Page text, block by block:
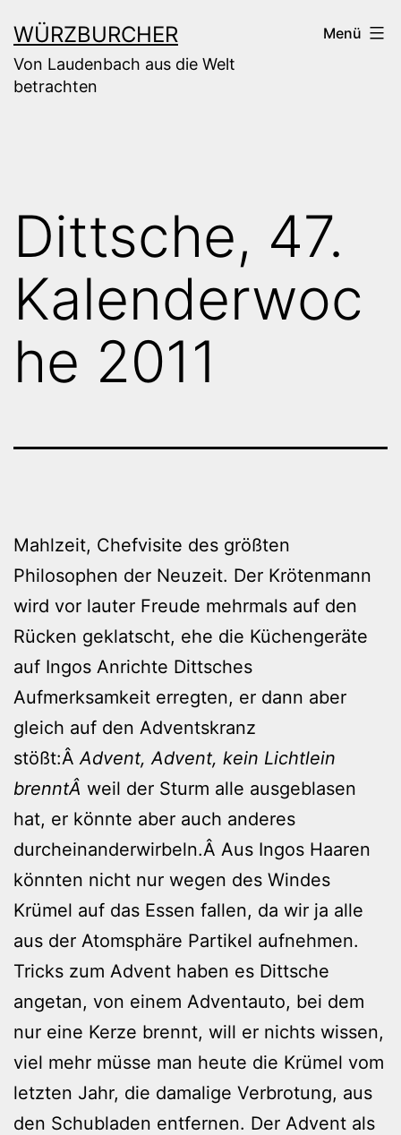
Inhalt
springen
WÜRZBURCHER
Von Laudenbach aus die Welt
betrachten
Menü
Dittsche, 47.
Kalenderwoc
he 2011
Mahlzeit, Chefvisite des größten
Philosophen der Neuzeit. Der Krötenmann
wird vor lauter Freude mehrmals auf den
Rücken geklatscht, ehe die Küchengeräte
auf Ingos Anrichte Dittsches
Aufmerksamkeit erregten, er dann aber
gleich auf den Adventskranz
stößt:Â Advent, Advent, kein Lichtlein
brenntÂ weil der Sturm alle ausgeblasen
hat, er könnte aber auch anderes
durcheinanderwirbeln.Â Aus Ingos Haaren
könnten nicht nur wegen des Windes
Krümel auf das Essen fallen, da wir ja alle
aus der Atomsphäre Partikel aufnehmen.
Tricks zum Advent haben es Dittsche
angetan, von einem Adventauto, bei dem
nur eine Kerze brennt, will er nichts wissen,
viel mehr müsse man heute die Krümel vom
letzten Jahr, die damalige Verbrotung, aus
den Schubladen entfernen. Der Advent als